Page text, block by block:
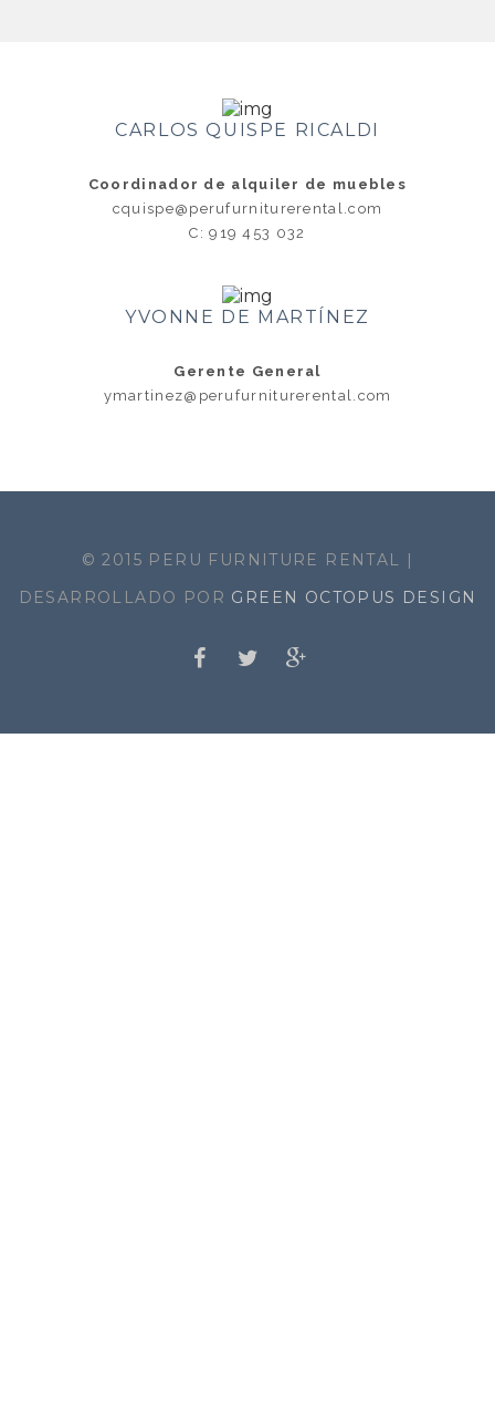
CARLOS QUISPE RICALDI
Coordinador de alquiler de muebles
cquispe@perufurniturerental.com
C: 919 453 032
YVONNE DE MARTÍNEZ
Gerente General
ymartinez@perufurniturerental.com
© 2015 PERU FURNITURE RENTAL |
DESARROLLADO POR GREEN OCTOPUS DESIGN